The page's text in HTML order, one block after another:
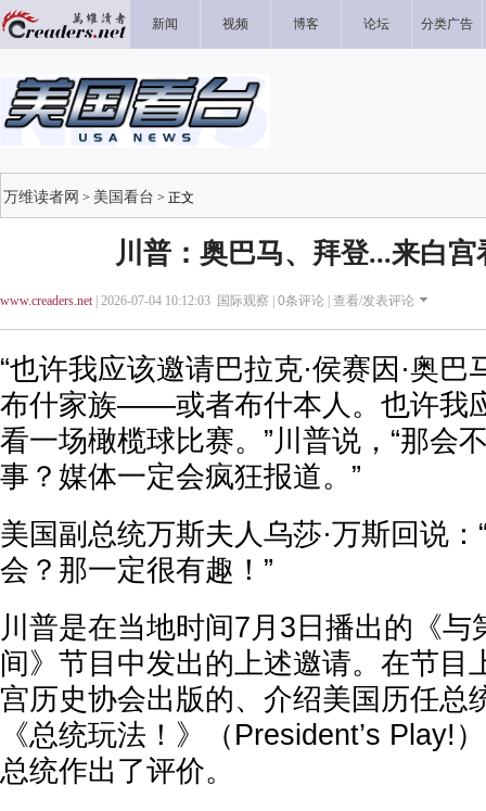
新闻 视频 博客 论坛 分类广告
万维读者网 > 美国看台 > 正文
川普：奥巴马、拜登...来白
www.creaders.net| 2026-07-04 10:12:03 国际观察 | 0条评论 | 查看/发表评论
“也许我应该邀请巴拉克·侯赛因·奥巴
布什家族——或者布什本人。也许我
看一场橄榄球比赛。”川普说，“那会
事？媒体一定会疯狂报道。”
美国副总统万斯夫人乌莎·万斯回说
会？那一定很有趣！”
川普是在当地时间7月3日播出的《与
间》节目中发出的上述邀请。在节目
宫历史协会出版的、介绍美国历任总
《总统玩法！》（President’s Play!
总统作出了评价。